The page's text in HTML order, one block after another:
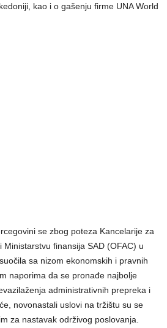
kao i o gašenju firme UNA World
se zbog poteza Kancelarije za
finansija SAD (OFAC) u
sa nizom ekonomskih i pravnih
naporima da se pronađe najbolje
administrativnih prepreka i
novonastali uslovi na tržištu su se
za nastavak održivog poslovanja.